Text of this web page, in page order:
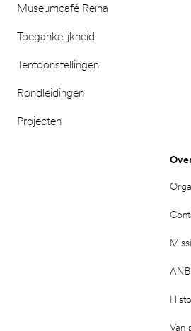
Museumcafé Reina
Toegankelijkheid
Tentoonstellingen
Rondleidingen
Projecten
ANBI
Van